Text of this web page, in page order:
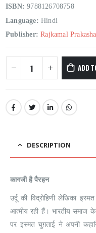
ISBN: 9788126708758
Language: Hindi
Publisher: Rajkamal
ADD
DESCRIPTION
कागजी है पैरहन
उर्दू की विद्रोहिणी लेखिका
आत्मीय रही हैं। भारतीय समाज के
पर इस्मत चुग़ताई ने अपनी